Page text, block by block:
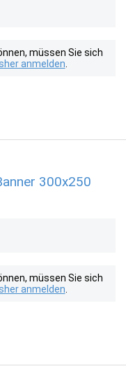
müssen Sie sich
anmelden
300x250
müssen Sie sich
anmelden